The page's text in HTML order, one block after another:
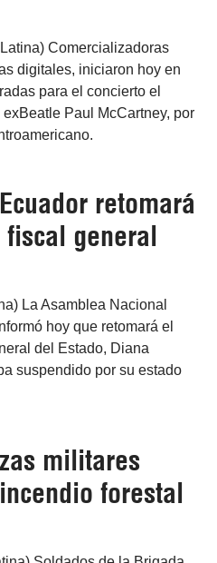
Comercializadoras
digitales, iniciaron hoy en
para el concierto el
Paul McCartney, por
retomará
general
La Asamblea Nacional
hoy que retomará el
del Estado, Diana
suspendido por su estado
militares
forestal